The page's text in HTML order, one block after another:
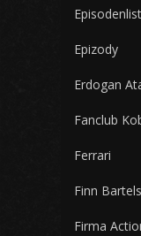
Epizody
Erdogan
Fanclub
Ferrari
Finn Bartels
Firma